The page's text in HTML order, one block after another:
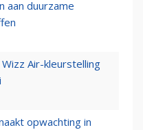
aan duurzame
Air-kleurstelling
opwachting in